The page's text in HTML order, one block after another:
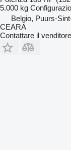
5.000 kg
Belgio, Puurs-
CEARA
Contattare il venditore